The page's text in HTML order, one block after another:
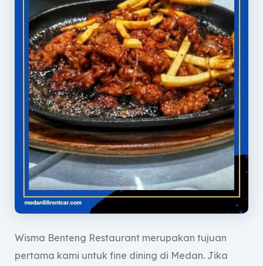
Wisma Benteng Restaurant merupakan tujuan
pertama kami untuk fine dining di Medan. Jika